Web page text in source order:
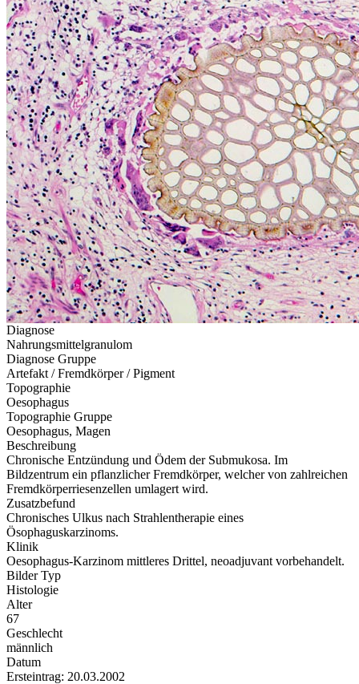
Diagnose
Nahrungsmittelgranulom
Diagnose Gruppe
Artefakt / Fremdkörper / Pigment
Topographie
Oesophagus
Topographie Gruppe
Oesophagus, Magen
Beschreibung
Chronische Entzündung und Ödem der Submukosa. Im
Bildzentrum ein pflanzlicher Fremdkörper, welcher von zahlreichen
Fremdkörperriesenzellen umlagert wird.
Zusatzbefund
Chronisches Ulkus nach Strahlentherapie eines
Ösophaguskarzinoms.
Klinik
Oesophagus-Karzinom mittleres Drittel, neoadjuvant vorbehandelt.
Bilder Typ
Histologie
Alter
67
Geschlecht
männlich
Datum
Ersteintrag: 20.03.2002